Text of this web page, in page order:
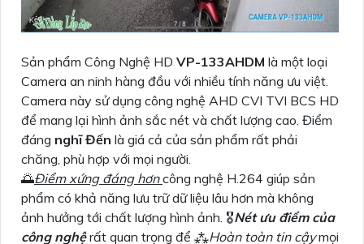
Sản phẩm Công Nghệ HD VP-133AHDM là một loại
Camera an ninh hàng đầu với nhiều tính năng ưu việt.
Camera này sử dụng công nghệ AHD CVI TVI BCS HD
để mang lại hình ảnh sắc nét và chất lượng cao. Điểm
đáng nghĩ Đến là giá cả của sản phẩm rất phải
chăng, phù hợp với mọi người.
🌅Điểm xứng đáng hơncông nghệ H.264 giúp sản
phẩm có khả năng lưu trữ dữ liệu lâu hơn mà không
ảnh hưởng tới chất lượng hình ảnh. 🎖️Nét ưu điểm của
công nghệrất quan trọng để ⁂Hoàn toàn tin cậymọi